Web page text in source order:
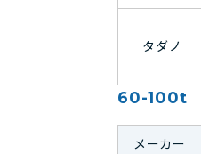
タダノ
60-100t
メーカー